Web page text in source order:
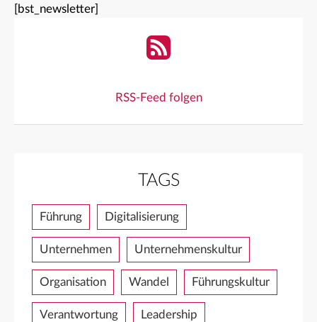
[bst_newsletter]
RSS-Feed folgen
TAGS
Führung Digitalisierung
Unternehmen Unternehmenskultur
Organisation Wandel Führungskultur
Verantwortung Leadership